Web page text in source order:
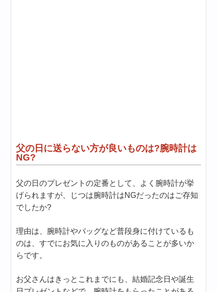
父の日に送らない方が良いものは?腕時計は
NG?
父の日のプレゼントの定番として、よく腕時計が挙
げられますが、じつは腕時計はNGだったのはご存知
でしたか?
理由は、腕時計やバッグなど普段身に付けているも
のは、すでにお気に入りのものがあることが多いか
らです。
お父さんはきっとこれまでにも、結婚記念日や誕生